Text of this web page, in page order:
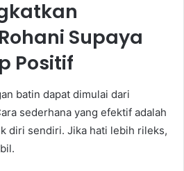
Rohani Supaya
Positif
batin dapat dimulai dari
sederhana yang efektif adalah
diri sendiri. Jika hati lebih rileks,